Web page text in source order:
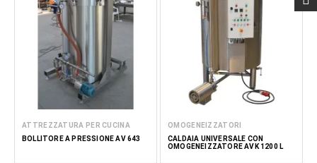
ATTREZZATURA PER CUCINA
BOLLITORE A PRESSIONE AV 643
OMOGENEIZZATORI
CALDAIA UNIVERSALE CON
OMOGENEIZZATORE AVK 1200 L